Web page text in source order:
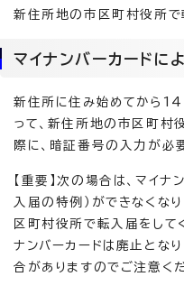
新住所地の市区町村役所で
マイナンバーカードに
新住所に住み始めてから14
って、新住所地の市区町村
際に、暗証番号の入力が必
【重要】次の場合は、マイナ
入届の特例）ができなくな
区町村役所で転入届をして
ナンバーカードは廃止とな
合がありますのでご注意くだ